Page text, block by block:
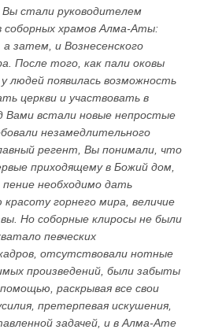
стали руководителем
соборных храмов Алма-Аты:
а затем, и Вознесенского
После того, как пали оковы
людей появилась возможность
церкви и участвовать в
Вами встали новые непростые
незамедлительного
регент, Вы понимали, что
приходящему в Божий дом,
пение необходимо дать
горнего мира, величие
Но соборные клиросы не были
певческих
отсутствовали нотные
произведений, были забыты
раскрывая все свои
претерпевая искушения,
задачей, и в Алма-Ате